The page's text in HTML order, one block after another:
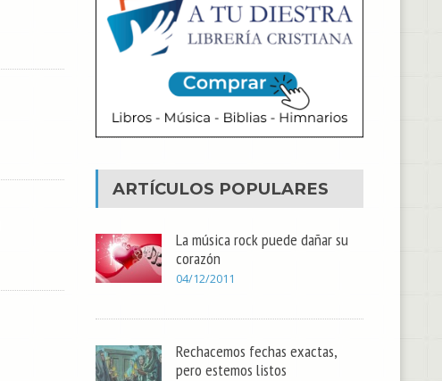
ARTÍCULOS POPULARES
La música rock puede dañar su
corazón
04/12/2011
Rechacemos fechas exactas,
pero estemos listos